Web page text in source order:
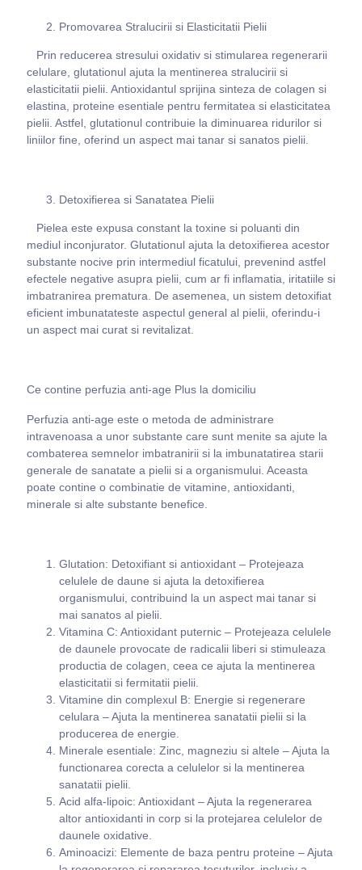
Promovarea Stralucirii si Elasticitatii Pielii
Prin reducerea stresului oxidativ si stimularea regenerarii
celulare, glutationul ajuta la mentinerea stralucirii si
elasticitatii pielii. Antioxidantul sprijina sinteza de colagen si
elastina, proteine esentiale pentru fermitatea si elasticitatea
pielii. Astfel, glutationul contribuie la diminuarea ridurilor si
liniilor fine, oferind un aspect mai tanar si sanatos pielii.
Detoxifierea si Sanatatea Pielii
Pielea este expusa constant la toxine si poluanti din
mediul inconjurator. Glutationul ajuta la detoxifierea acestor
substante nocive prin intermediul ficatului, prevenind astfel
efectele negative asupra pielii, cum ar fi inflamatia, iritatiile si
imbatranirea prematura. De asemenea, un sistem detoxifiat
eficient imbunatateste aspectul general al pielii, oferindu-i
un aspect mai curat si revitalizat.
Ce contine perfuzia anti-age Plus la domiciliu
Perfuzia anti-age este o metoda de administrare
intravenoasa a unor substante care sunt menite sa ajute la
combaterea semnelor imbatranirii si la imbunatatirea starii
generale de sanatate a pielii si a organismului. Aceasta
poate contine o combinatie de vitamine, antioxidanti,
minerale si alte substante benefice.
Glutation: Detoxifiant si antioxidant – Protejeaza
celulele de daune si ajuta la detoxifierea
organismului, contribuind la un aspect mai tanar si
mai sanatos al pielii.
Vitamina C: Antioxidant puternic – Protejeaza celulele
de daunele provocate de radicalii liberi si stimuleaza
productia de colagen, ceea ce ajuta la mentinerea
elasticitatii si fermitatii pielii.
Vitamine din complexul B: Energie si regenerare
celulara – Ajuta la mentinerea sanatatii pielii si la
producerea de energie.
Minerale esentiale: Zinc, magneziu si altele – Ajuta la
functionarea corecta a celulelor si la mentinerea
sanatatii pielii.
Acid alfa-lipoic: Antioxidant – Ajuta la regenerarea
altor antioxidanti in corp si la protejarea celulelor de
daunele oxidative.
Aminoacizi: Elemente de baza pentru proteine – Ajuta